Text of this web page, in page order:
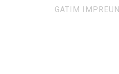
GATIM